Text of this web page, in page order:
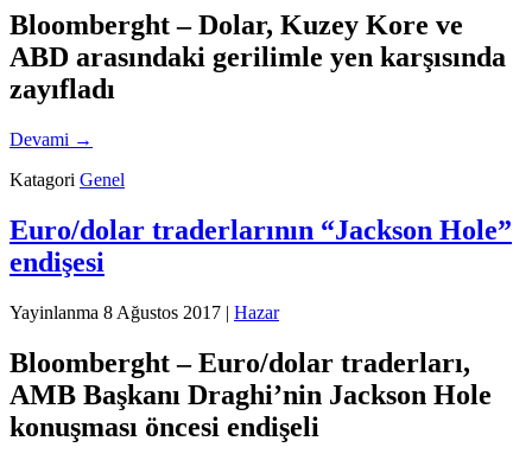
Bloomberght – Dolar, Kuzey Kore ve
ABD arasındaki gerilimle yen karşısında
zayıfladı
Devami →
Katagori Genel
Euro/dolar traderlarının “Jackson Hole”
endişesi
Yayinlanma 8 Ağustos 2017 | Hazar
Bloomberght – Euro/dolar traderları,
AMB Başkanı Draghi’nin Jackson Hole
konuşması öncesi endişeli